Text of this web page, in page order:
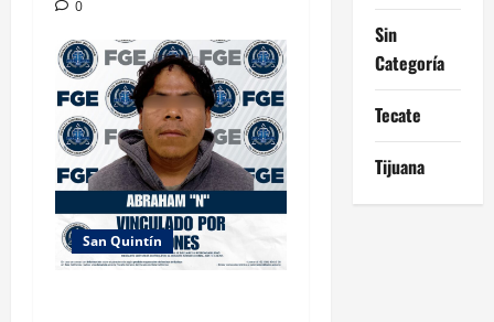
0
San Quintín
Sin
Categoría
Tecate
Tijuana